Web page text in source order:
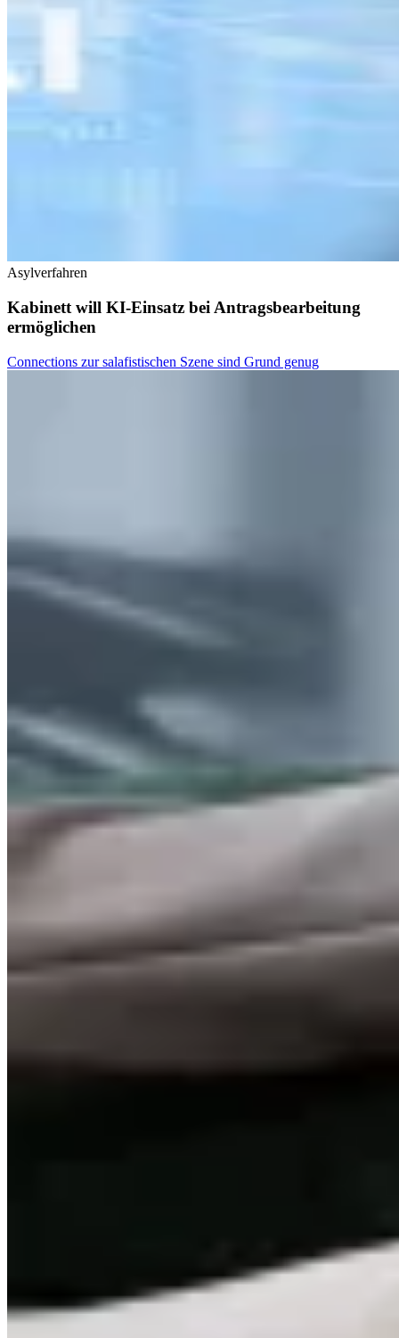
Asylverfahren
Kabinett will KI-Einsatz bei Antragsbearbeitung
ermöglichen
Connections zur salafistischen Szene sind Grund genug